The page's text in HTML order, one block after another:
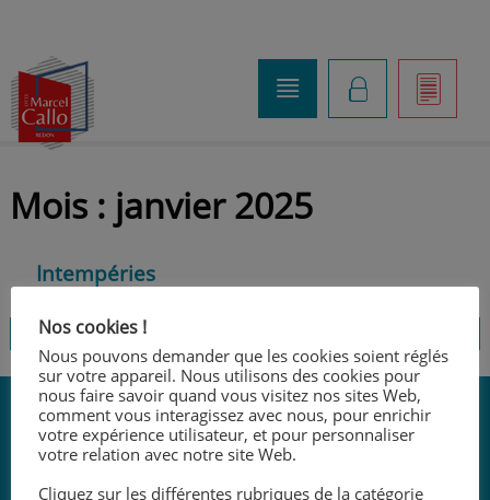
]
K
o
Mois : janvier 2025
Intempéries
Mentions légales -Politique de confidentialité -
Nos cookies !
Nous pouvons demander que les cookies soient réglés
sur votre appareil. Nous utilisons des cookies pour
nous faire savoir quand vous visitez nos sites Web,
comment vous interagissez avec nous, pour enrichir
votre expérience utilisateur, et pour personnaliser
votre relation avec notre site Web.
Cliquez sur les différentes rubriques de la catégorie